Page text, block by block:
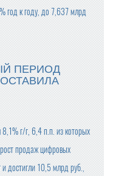
год к году, до 7,637 млрд
ПЕРИОД
8,1% г/г, 6,4 п.п. из которых
продаж цифровых
достигли 10,5 млрд руб.,